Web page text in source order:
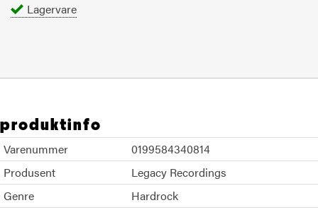
Lagervare
produktinfo
Varenummer
0199584340814
Produsent
Legacy Recordings
Genre
Hardrock